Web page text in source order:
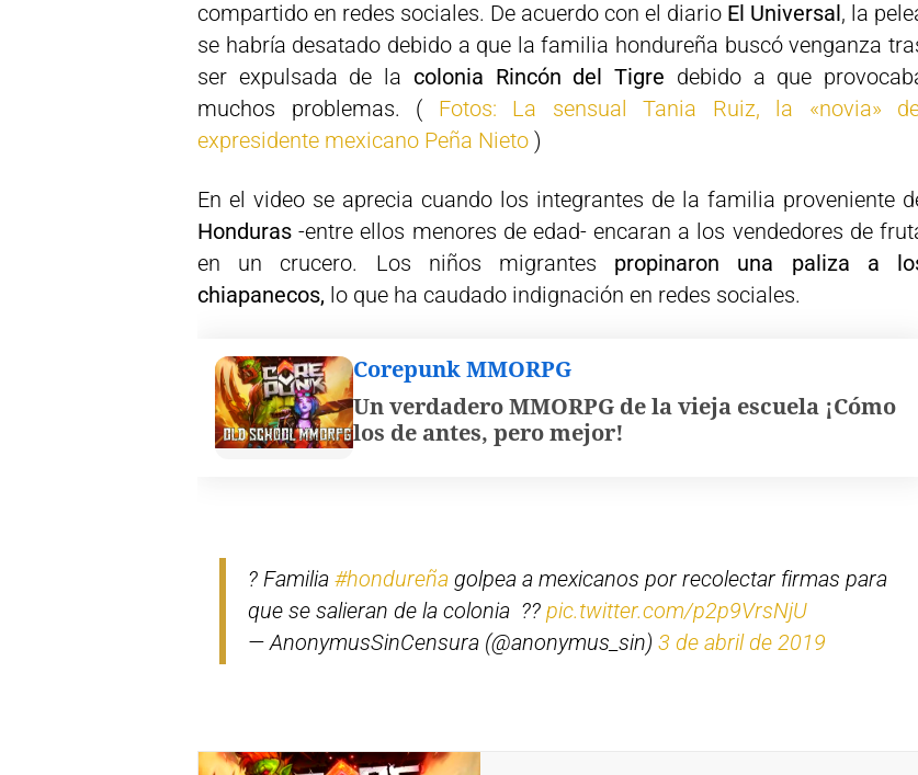
compartido en redes sociales. De acuerdo con el diario El Universal , la
se habría desatado debido a que la familia hondureña buscó venganza
ser expulsada de la colonia Rincón del Tigre debido a que
muchos problemas. ( Fotos: La sensual Tania Ruiz, la «novia»
expresidente mexicano Peña Nieto )
En el video se aprecia cuando los integrantes de la familia proveniente
Honduras -entre ellos menores de edad- encaran a los vendedores de
en un crucero. Los niños migrantes propinaron una paliza a
chiapanecos, lo que ha caudado indignación en redes sociales.
Corepunk MMORPG
Un verdadero MMORPG de la vieja escuela ¡Cómo
los de antes, pero mejor!
? Familia #hondureña golpea a mexicanos por recolectar firmas para
que se salieran de la colonia ?? pic.twitter.com/p2p9VrsNjU
— AnonymusSinCensura (@anonymus_sin) 3 de abril de 2019